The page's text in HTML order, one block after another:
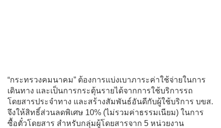
“กระทรวงคมนาคม” ต้องการแบ่งเบาภาระค่าใช้จ่ายในการ
เดินทาง และเป็นการกระตุ้นรายได้จากการใช้บริการรถ
โดยสารประจำทาง และสร้างสัมพันธ์อันดีกับผู้ใช้บริการ บขส.
จึงให้สิทธิ์ส่วนลดพิเศษ 10% (ไม่รวมค่าธรรมเนียม) ในการ
ซื้อตั๋วโดยสาร สำหรับกลุ่มผู้โดยสารจาก 5 หน่วยงาน